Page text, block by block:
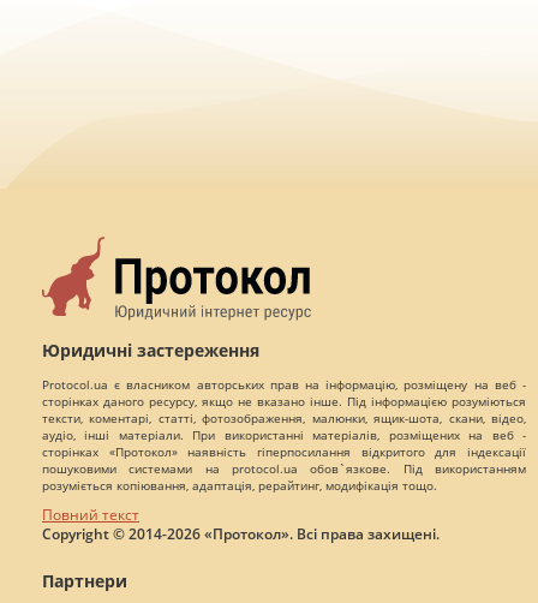
Юридичні застереження
Protocol.ua є власником авторських прав на інформацію, розміщену на веб -
сторінках даного ресурсу, якщо не вказано інше. Під інформацією розуміються
тексти, коментарі, статті, фотозображення, малюнки, ящик-шота, скани, відео,
аудіо, інші матеріали. При використанні матеріалів, розміщених на веб -
сторінках «Протокол» наявність гіперпосилання відкритого для індексації
пошуковими системами на protocol.ua обов`язкове. Під використанням
розуміється копіювання, адаптація, рерайтинг, модифікація тощо.
Повний текст
Copyright © 2014-2026 «Протокол». Всі права захищені.
Партнери